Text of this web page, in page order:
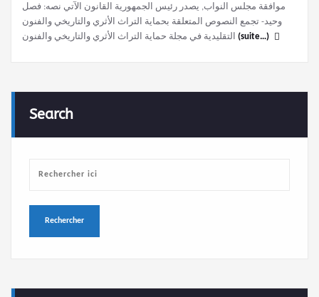
موافقة مجلس النواب, يصدر رئيس الجمهورية القانون الآتي نصه: فصل
وحيد- تجمع النصوص المتعلقة بحماية التراث الأثري والتاريخي والفنون
(suite…)
Search